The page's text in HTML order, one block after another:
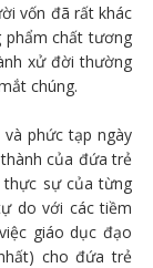
vốn đã rất khác
phẩm chất tương
xử đời thường
chúng.
phức tạp ngày
của đứa trẻ
thực sự của từng
do với các tiềm
giáo dục đạo
cho đứa trẻ